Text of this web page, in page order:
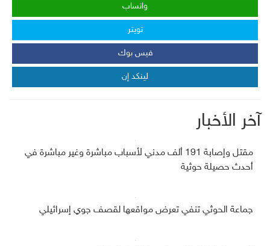
واتساب
تويتر
فيس بوك
لينكد إن
آخر الأخبار
مقتل وإصابة 191 ألف مدني لأسباب مباشرة وغير مباشرة في
أحدث حصيلة حوثية
جماعة الحوثي تنفي تعرض مواقعها لقصف جوي إسرائيلي